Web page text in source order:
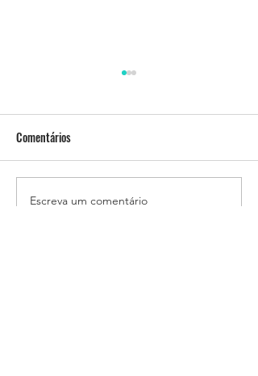
Pão Low Carb Super Crocante
Comentários
Escreva um comentário